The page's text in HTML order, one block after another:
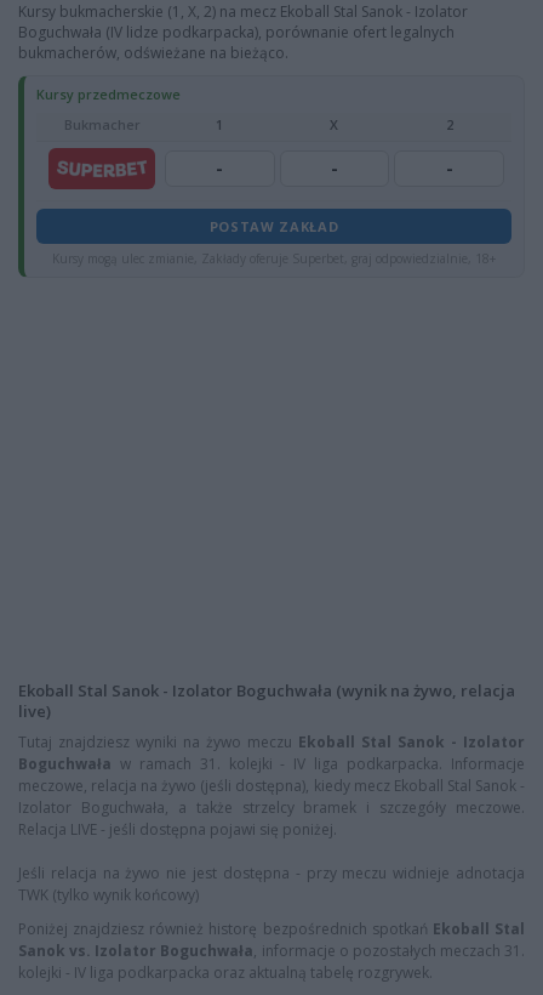
Kursy bukmacherskie (1, X, 2) na mecz Ekoball Stal Sanok - Izolator
Boguchwała (IV lidze podkarpacka), porównanie ofert legalnych
bukmacherów, odświeżane na bieżąco.
Kursy przedmeczowe
Bukmacher
1 X 2
- - -
POSTAW ZAKŁAD
Kursy mogą ulec zmianie, Zakłady oferuje Superbet, graj odpowiedzialnie, 18+
Ekoball Stal Sanok - Izolator Boguchwała (wynik na żywo, relacja
live)
Tutaj znajdziesz wyniki na żywo meczu Ekoball Stal Sanok - Izolator
Boguchwała w ramach 31. kolejki - IV liga podkarpacka. Informacje
meczowe, relacja na żywo (jeśli dostępna), kiedy mecz Ekoball Stal Sanok -
Izolator Boguchwała, a także strzelcy bramek i szczegóły meczowe.
Relacja LIVE - jeśli dostępna pojawi się poniżej.
Jeśli relacja na żywo nie jest dostępna - przy meczu widnieje adnotacja
TWK (tylko wynik końcowy)
Poniżej znajdziesz również historę bezpośrednich spotkań Ekoball Stal
Sanok vs. Izolator Boguchwała, informacje o pozostałych meczach 31.
kolejki - IV liga podkarpacka oraz aktualną tabelę rozgrywek.